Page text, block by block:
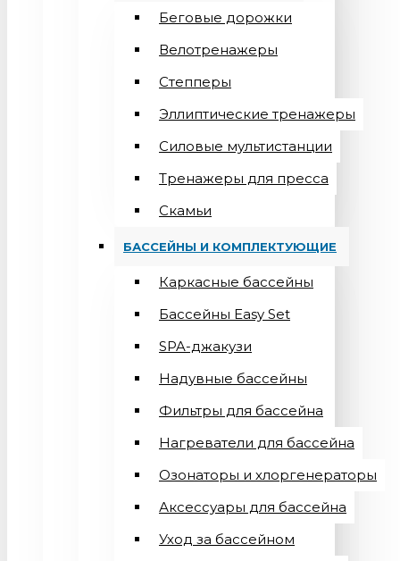
Беговые дорожки
Велотренажеры
Степперы
Эллиптические тренажеры
Силовые мультистанции
Тренажеры для пресса
Скамьи
БАССЕЙНЫ И КОМПЛЕКТУЮЩИЕ
Каркасные бассейны
Бассейны Easy Set
SPA-джакузи
Надувные бассейны
Фильтры для бассейна
Нагреватели для бассейна
Озонаторы и хлоргенераторы
Аксессуары для бассейна
Уход за бассейном